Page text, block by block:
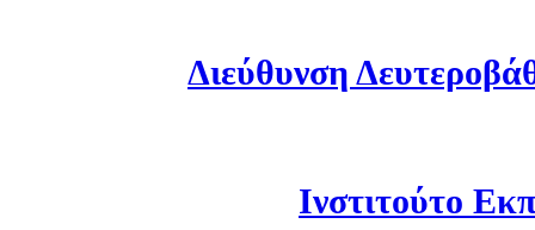
Διεύθυνση
Ινστιτούτο